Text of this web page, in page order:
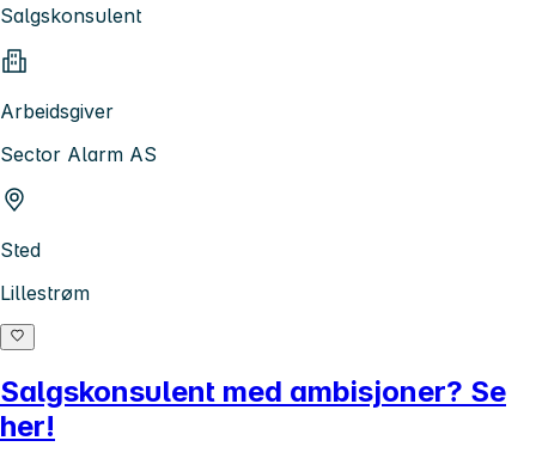
Salgskonsulent
Arbeidsgiver
Sector Alarm AS
Sted
Lillestrøm
Salgskonsulent med ambisjoner? Se
her!